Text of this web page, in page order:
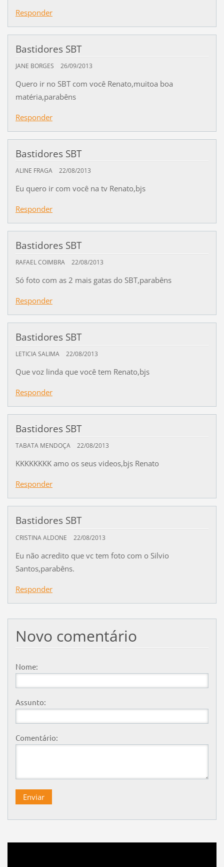
Responder
Bastidores SBT
JANE BORGES 26/09/2013
Quero ir no SBT com você Renato,muitoa boa
matéria,parabêns
Responder
Bastidores SBT
ALINE FRAGA 22/08/2013
Eu quero ir com você na tv Renato,bjs
Responder
Bastidores SBT
RAFAEL COIMBRA 22/08/2013
Só foto com as 2 mais gatas do SBT,parabêns
Responder
Bastidores SBT
LETICIA SALIMA 22/08/2013
Que voz linda que você tem Renato,bjs
Responder
Bastidores SBT
TABATA MENDOÇA 22/08/2013
KKKKKKKK amo os seus videos,bjs Renato
Responder
Bastidores SBT
CRISTINA ALDONE 22/08/2013
Eu não acredito que vc tem foto com o Silvio
Santos,parabêns.
Responder
Novo comentário
Nome:
Assunto:
Comentário: